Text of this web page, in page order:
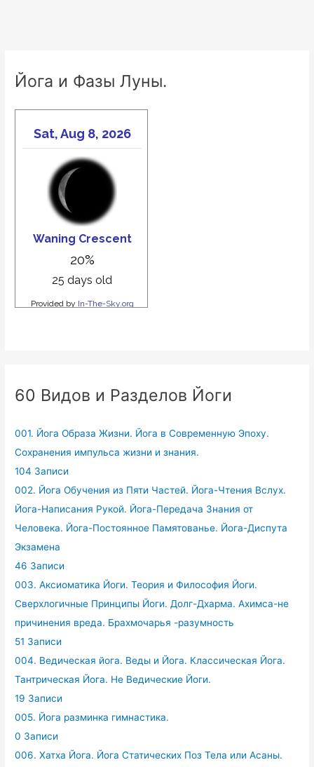
Йога и Фазы Луны.
60 Видов и Разделов Йоги
001. Йога Образа Жизни. Йога в Современную Эпоху.
Сохранения импульса жизни и знания.
104 Записи
002. Йога Обучения из Пяти Частей. Йога-Чтения Вслух.
Йога-Написания Рукой. Йога-Передача Знания от
Человека. Йога-Постоянное Памятованье. Йога-Диспута
Экзамена
46 Записи
003. Аксиоматика Йоги. Теория и Философия Йоги.
Сверхлогичные Принципы Йоги. Долг-Дхарма. Ахимса-не
причинения вреда. Брахмочарья -разумность
51 Записи
004. Ведическая йога. Веды и Йога. Классическая Йога.
Тантрическая Йога. Не Ведические Йоги.
19 Записи
005. Йога разминка гимнастика.
0 Записи
006. Хатха Йога. Йога Статических Поз Тела или Асаны.